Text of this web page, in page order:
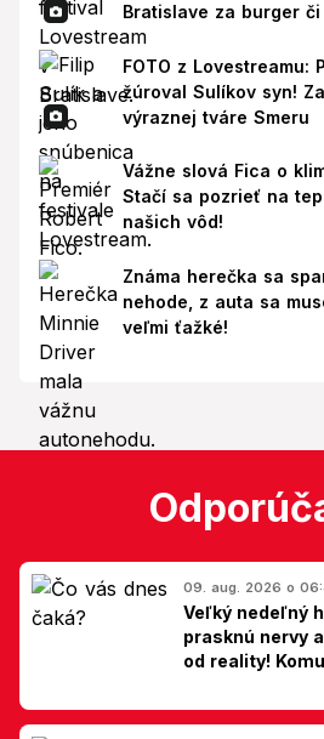
Bratislave za burger
FOTO z Lovestreamu:
žúroval Sulíkov syn!
výraznej tváre Smeru
Vážne slová Fica o
Stačí sa pozrieť na
našich vôd!
Známa herečka sa
nehode, z auta sa
veľmi ťažké!
09. aug. 2026 o
Veľký nedeľný
prasknú nervy
od reality!